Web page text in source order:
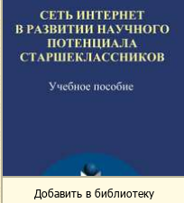
Добавить в библиотеку